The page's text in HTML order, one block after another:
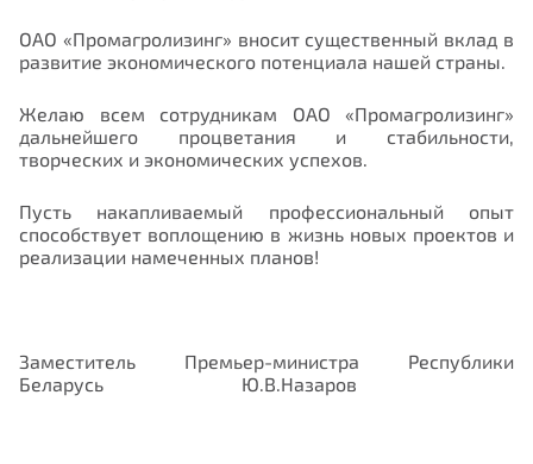
ОАО «Промагролизинг» вносит существенный вклад в
развитие экономического потенциала нашей страны.
Желаю всем сотрудникам ОАО «Промагролизинг»
дальнейшего процветания и стабильности,
творческих и экономических успехов.
Пусть накапливаемый профессиональный опыт
способствует воплощению в жизнь новых проектов и
реализации намеченных планов!
Заместитель Премьер-министра Республики
Беларусь Ю.В.Назаров